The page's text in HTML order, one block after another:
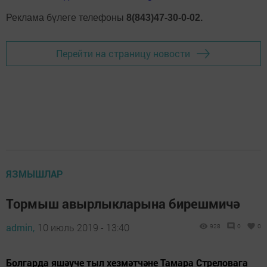
Реклама бүлеге телефоны 8(843)47-30-0-02.
Перейти на страницу новости
ЯЗМЫШЛАР
Тормыш авырлыкларына бирешмичә
admin, 10 июль 2019 - 13:40 928 0 0
Болгарда яшәүче тыл хезмәтчәне Тамара Стреловага